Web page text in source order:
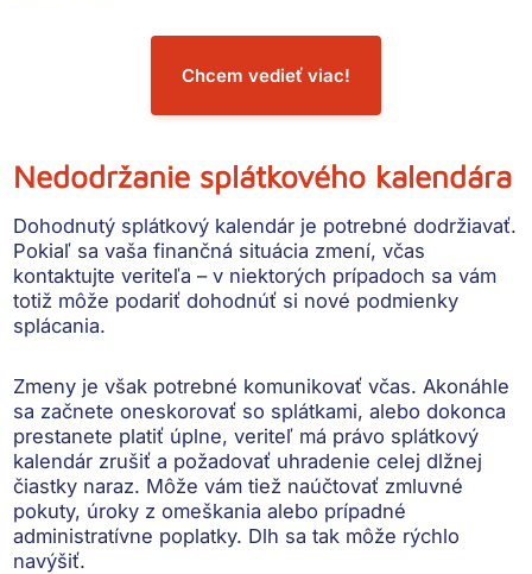
Chcem vedieť viac!
Nedodržanie splátkového kalendára
Dohodnutý splátkový kalendár je potrebné dodržiavať.
Pokiaľ sa vaša finančná situácia zmení,včas
kontaktujte veriteľa – v niektorých prípadoch sa vám
totiž môže podariť dohodnúť si nové podmienky
splácania.
Zmeny je však potrebné komunikovať včas. Akonáhle
sa začnete oneskorovať so splátkami, alebo dokonca
prestanete platiť úplne,veriteľ má právo splátkový
kalendár zrušiť a požadovať uhradenie celej dlžnej
čiastky naraz. Môže vám tiež naúčtovať zmluvné
pokuty, úroky z omeškania alebo prípadné
administratívne poplatky. Dlh sa tak môže rýchlo
navýšiť.